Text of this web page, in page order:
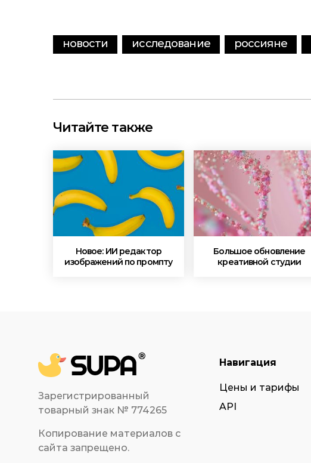
новости исследование россияне
Читайте также
Новое: ИИ редактор
изображений по промпту
Большое обновление
креативной студии
Зарегистрированный
товарный знак № 774265
Копирование материалов с
сайта запрещено.
Навигация
Цены и тарифы
API